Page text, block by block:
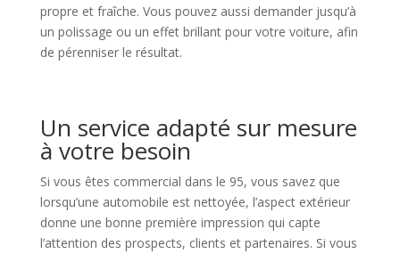
propre et fraîche. Vous pouvez aussi demander jusqu’à
un polissage ou un effet brillant pour votre voiture, afin
de pérenniser le résultat.
Un service adapté sur mesure
à votre besoin
Si vous êtes commercial dans le 95, vous savez que
lorsqu’une automobile est nettoyée, l’aspect extérieur
donne une bonne première impression qui capte
l’attention des prospects, clients et partenaires. Si vous